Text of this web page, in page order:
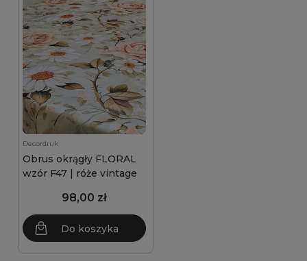
Decordruk
Obrus okrągły FLORAL
wzór F47 | róże vintage
98,00 zł
Do koszyka